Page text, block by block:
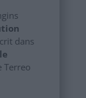
dans
Terreo